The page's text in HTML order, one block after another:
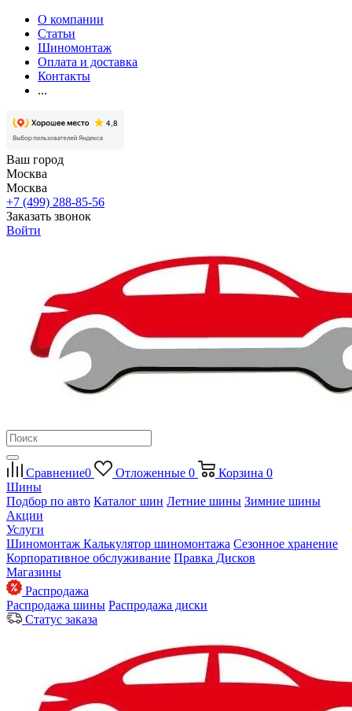
О компании
Статьи
Шиномонтаж
Оплата и доставка
Контакты
...
Ваш город
Москва
Москва
+7 (499) 288-85-56
Заказать звонок
Войти
Сравнение0 Отложенные 0 Корзина 0
Шины
Подбор по авто Каталог шин Летние шины Зимние шины
Акции
Услуги
Шиномонтаж Калькулятор шиномонтажа Сезонное хранение
Корпоративное обслуживание Правка Дисков
Магазины
Распродажа
Распродажа шины Распродажа диски
Статус заказа